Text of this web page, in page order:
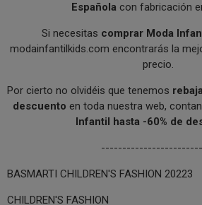
Española con fabricación
Si necesitas comprar Moda
modainfantilkids.com encontrarás la
precio.
Por cierto no olvidéis que tenemos
descuento en toda nuestra web,
Infantil hasta -60% de
BASMARTI CHILDREN'S FASHION 20223
CHILDREN'S FASHION